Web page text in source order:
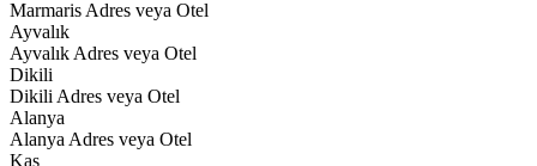
Marmaris Adres veya Otel
Ayvalık
Ayvalık Adres veya Otel
Dikili
Dikili Adres veya Otel
Alanya
Alanya Adres veya Otel
Kaş